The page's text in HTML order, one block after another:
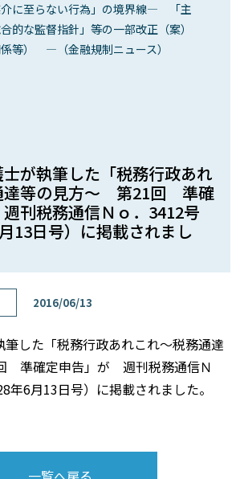
介に至らない行為」の境界線― 「主
的な監督指針」等の一部改正（案）
係等） ―（金融規制ニュース）
が執筆した「税務行政あれ
達等の見方〜 第21回 準確
刊税務通信Ｎｏ．3412号
13日号）に掲載されまし
2016/06/13
した「税務行政あれこれ〜税務通達
準確定申告」が 週刊税務通信Ｎ
年6月13日号）に掲載されました。